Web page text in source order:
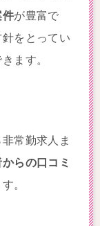
件が豊富で
をとってい
ます。
常勤求人ま
らの口コミ
。